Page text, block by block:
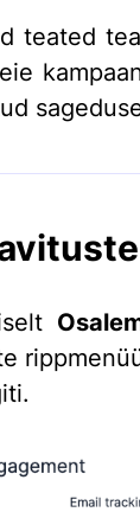
teated